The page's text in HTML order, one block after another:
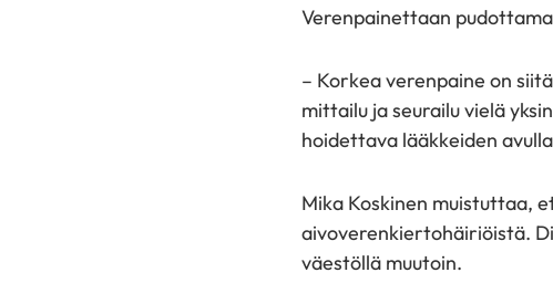
Verenpainettaan
– Korkea verenpaine on
mittailu ja seurailu vielä
hoidettava lääkkeiden
Mika Koskinen muistuttaa,
aivoverenkiertohäiriöistä.
väestöllä muutoin.